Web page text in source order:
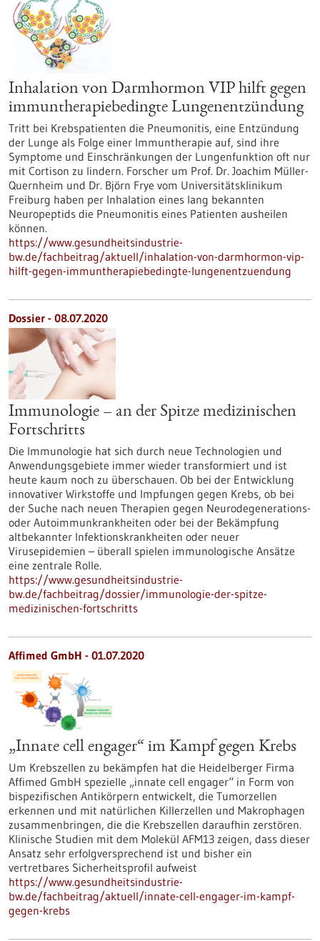
Inhalation von Darmhormon VIP hilft gegen
immuntherapiebedingte Lungenentzündung
Tritt bei Krebspatienten die Pneumonitis, eine Entzündung
der Lunge als Folge einer Immuntherapie auf, sind ihre
Symptome und Einschränkungen der Lungenfunktion oft nur
mit Cortison zu lindern. Forscher um Prof. Dr. Joachim Müller-
Quernheim und Dr. Björn Frye vom Universitätsklinikum
Freiburg haben per Inhalation eines lang bekannten
Neuropeptids die Pneumonitis eines Patienten ausheilen
können.
https://www.gesundheitsindustrie-
bw.de/fachbeitrag/aktuell/inhalation-von-darmhormon-vip-
hilft-gegen-immuntherapiebedingte-lungenentzuendung
Dossier - 08.07.2020
Immunologie – an der Spitze medizinischen
Fortschritts
Die Immunologie hat sich durch neue Technologien und
Anwendungsgebiete immer wieder transformiert und ist
heute kaum noch zu überschauen. Ob bei der Entwicklung
innovativer Wirkstoffe und Impfungen gegen Krebs, ob bei
der Suche nach neuen Therapien gegen Neurodegenerations-
oder Autoimmunkrankheiten oder bei der Bekämpfung
altbekannter Infektionskrankheiten oder neuer
Virusepidemien – überall spielen immunologische Ansätze
eine zentrale Rolle.
https://www.gesundheitsindustrie-
bw.de/fachbeitrag/dossier/immunologie-der-spitze-
medizinischen-fortschritts
Affimed GmbH - 01.07.2020
„Innate cell engager“ im Kampf gegen Krebs
Um Krebszellen zu bekämpfen hat die Heidelberger Firma
Affimed GmbH spezielle „innate cell engager“ in Form von
bispezifischen Antikörpern entwickelt, die Tumorzellen
erkennen und mit natürlichen Killerzellen und Makrophagen
zusammenbringen, die die Krebszellen daraufhin zerstören.
Klinische Studien mit dem Molekül AFM13 zeigen, dass dieser
Ansatz sehr erfolgversprechend ist und bisher ein
vertretbares Sicherheitsprofil aufweist
https://www.gesundheitsindustrie-
bw.de/fachbeitrag/aktuell/innate-cell-engager-im-kampf-
gegen-krebs